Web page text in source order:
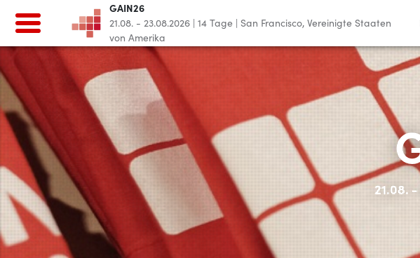
GAIN26
21.08. - 23.08.2026|14 Tage|San Francisco, Vereinigte
Staaten von Amerika
Home
Für Teilnehmer
Registration - Saturday afternoon only
LOG IN
GAIN26
21.08. - 23.08.2026| 14 Tage | San Francisco, Vereinigte Staaten
von Amerika
21.08.